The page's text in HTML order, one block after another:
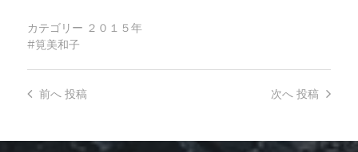
カテゴリー ２０１５年
筧美和子
次へ 投稿
前へ投稿